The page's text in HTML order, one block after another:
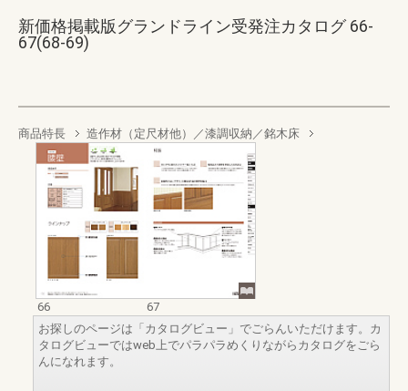
新価格掲載版グランドライン受発注カタログ 66-
67(68-69)
商品特長 造作材（定尺材他）／漆調収納／銘木床
66
67
お探しのページは「カタログビュー」でごらんいただけます。カ
タログビューではweb上でパラパラめくりながらカタログをごら
んになれます。